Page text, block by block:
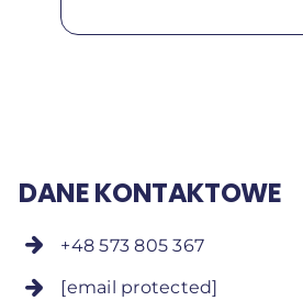
DANE KONTAKTOWE
+48 573 805 367
[email protected]